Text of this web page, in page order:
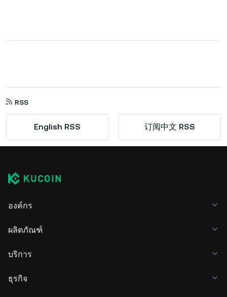
RSS
English RSS 订阅中文 RSS
องค์กร
ผลิตภัณฑ์
บริการ
ธุรกิจ